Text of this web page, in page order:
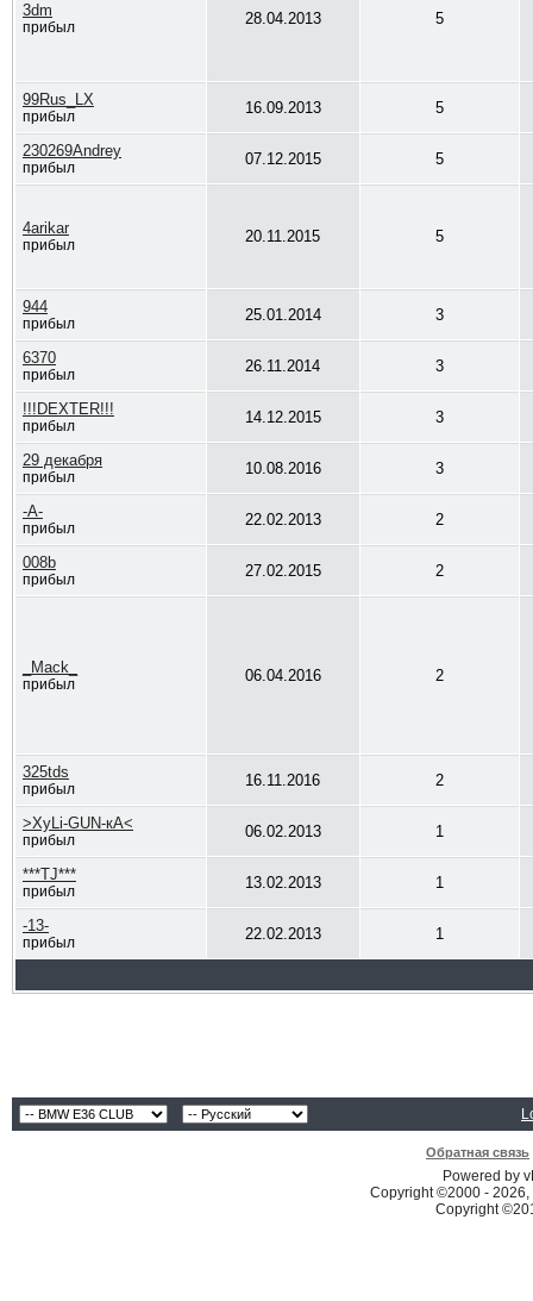
3dm
прибыл 28.04.2013 5
99Rus_LX
прибыл 16.09.2013 5
230269Andrey
прибыл 07.12.2015 5
4arikar
прибыл 20.11.2015 5
944
прибыл 25.01.2014 3
6370
прибыл 26.11.2014 3
!!!DEXTER!!!
прибыл 14.12.2015 3
29 декабря
прибыл 10.08.2016 3
-A-
прибыл 22.02.2013 2
008b
прибыл 27.02.2015 2
_Mack_
прибыл 06.04.2016 2
325tds
прибыл 16.11.2016 2
>ХуLi-GUN-кА<
прибыл 06.02.2013 1
***TJ***
прибыл 13.02.2013 1
-13-
прибыл 22.02.2013 1
Обратная связь
Powered by
Copyright ©2000 -
Copyright